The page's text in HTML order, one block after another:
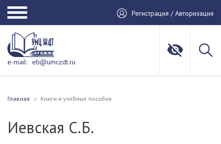
Регистрация / Авторизация
e-mail: eb@umczdt.ru
Главная Книги и учебные пособия
Иевская С.Б.